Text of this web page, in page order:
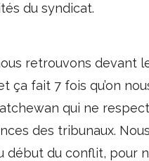
du syndicat.
retrouvons devant
ça fait 7 fois qu’on
qui ne
des tribunaux.
début du conflit, pour